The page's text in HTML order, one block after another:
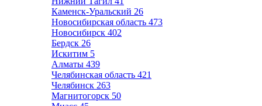
Каменск-Уральский 26
Новосибирская область 473
Новосибирск 402
Бердск 26
Искитим 5
Алматы 439
Челябинская область 421
Челябинск 263
Магнитогорск 50